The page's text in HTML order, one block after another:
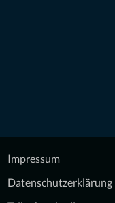
Impressum
Datenschutzerklärung